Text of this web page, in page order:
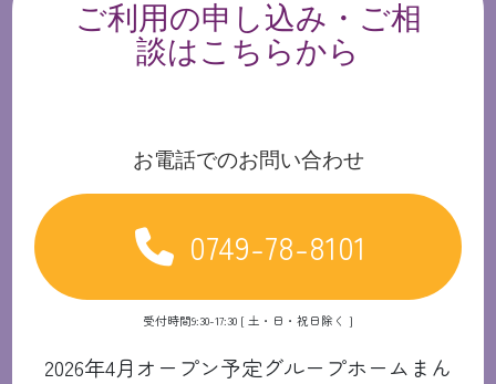
ご利用の申し込み・ご相
談はこちらから
お電話でのお問い合わせ
0749-78-8101
受付時間9:30-17:30 [ 土・日・祝日除く ]
2026年4月オープン予定グループホームまん